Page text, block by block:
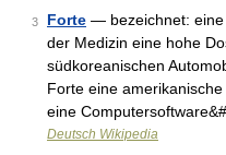
3 Forte — bezeichnet: eine
der Medizin eine hohe
südkoreanischen
Forte eine
eine
Deutsch Wikipedia